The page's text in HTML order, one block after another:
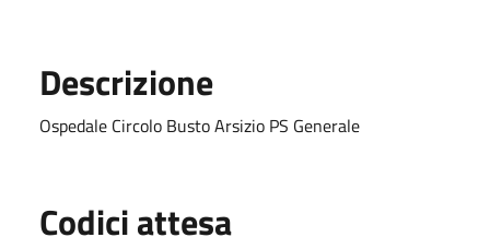
Descrizione
Ospedale Circolo Busto Arsizio PS Generale
Codici attesa